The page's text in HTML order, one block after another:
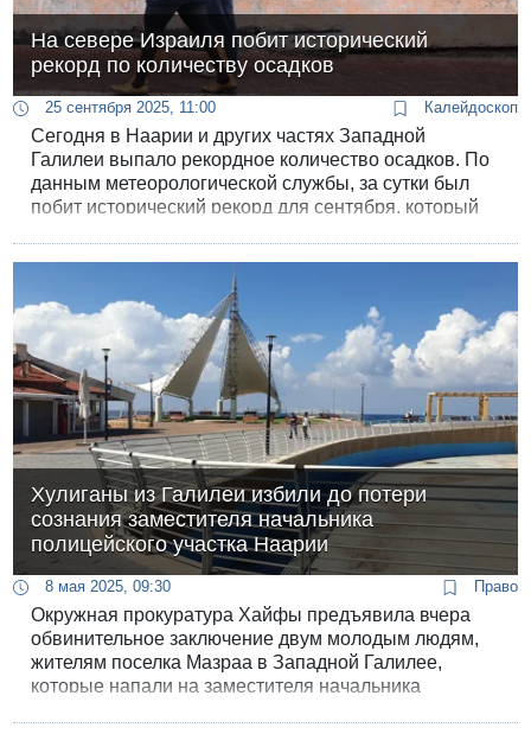
На севере Израиля побит исторический
рекорд по количеству осадков
25 сентября 2025, 11:00 Калейдоскоп
Сегодня в Наарии и других частях Западной
Галилеи выпало рекордное количество осадков. По
данным метеорологической службы, за сутки был
побит исторический рекорд для сентября, который
Хулиганы из Галилеи избили до потери
сознания заместителя начальника
полицейского участка Наарии
8 мая 2025, 09:30 Право
Окружная прокуратура Хайфы предъявила вчера
обвинительное заключение двум молодым людям,
жителям поселка Мазраа в Западной Галилее,
которые напали на заместителя начальника